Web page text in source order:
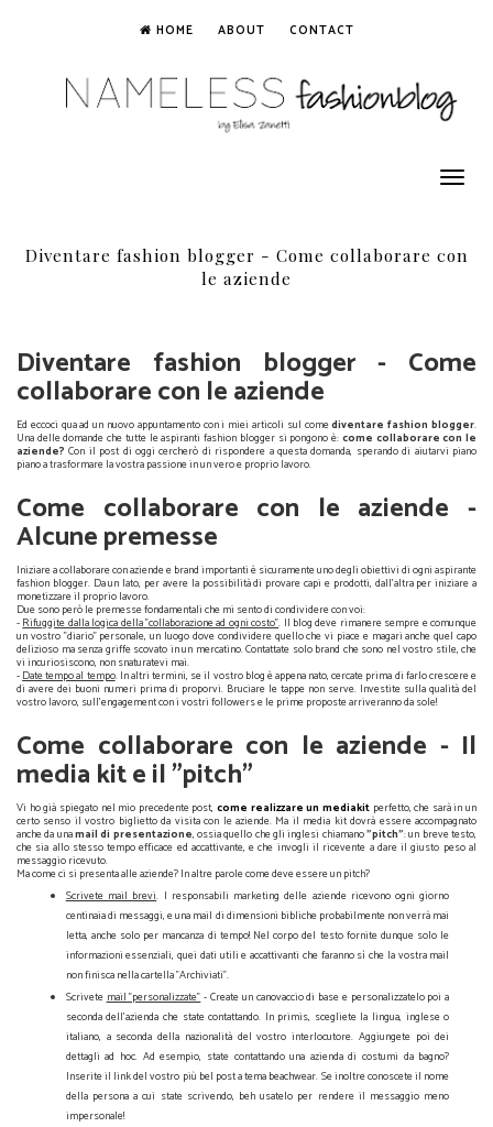
HOME ABOUT CONTACT
Toggle
navigation
Diventare fashion blogger - Come collaborare con
le aziende
Diventare fashion blogger - Come
collaborare con le aziende
Ed eccoci qua ad un nuovo appuntamento con i miei articoli sul comediventare fashion blogger.
Una delle domande che tutte le aspiranti fashion blogger si pongono è:come collaborare con le
aziende? Con il post di oggi cercherò di rispondere a questa domanda, sperando di aiutarvi piano
piano a trasformare la vostra passione in un vero e proprio lavoro.
Come collaborare con le aziende -
Alcune premesse
Iniziare a collaborare con aziende e brand importanti è sicuramente uno degli obiettivi di ogni aspirante
fashion blogger. Da un lato, per avere la possibilità di provare capi e prodotti, dall'altra per iniziare a
monetizzare il proprio lavoro.
Due sono però le premesse fondamentali che mi sento di condividere con voi:
-Rifuggite dalla logica della "collaborazione ad ogni costo". Il blog deve rimanere sempre e comunque
un vostro "diario" personale, un luogo dove condividere quello che vi piace e magari anche quel capo
delizioso ma senza griffe scovato in un mercatino. Contattate solo brand che sono nel vostro stile, che
vi incuriosiscono, non snaturatevi mai.
-Date tempo al tempo. In altri termini, se il vostro blog è appena nato, cercate prima di farlo crescere e
di avere dei buoni numeri prima di proporvi. Bruciare le tappe non serve. Investite sulla qualità del
vostro lavoro, sull'engagement con i vostri followers e le prime proposte arriveranno da sole!
Come collaborare con le aziende - Il
media kit e il "pitch"
Vi ho già spiegato nel mio precedente post, come realizzare un mediakitperfetto, che sarà in un
certo senso il vostro biglietto da visita con le aziende. Ma il media kit dovrà essere accompagnato
anche da unamail di presentazione, ossia quello che gli inglesi chiamano"pitch": un breve testo,
che sia allo stesso tempo efficace ed accattivante, e che invogli il ricevente a dare il giusto peso al
messaggio ricevuto.
Ma come ci si presenta alle aziende? In altre parole come deve essere un pitch?
Scrivete mail brevi. I responsabili marketing delle aziende ricevono ogni giorno
centinaia di messaggi, e una mail di dimensioni bibliche probabilmente non verrà mai
letta, anche solo per mancanza di tempo! Nel corpo del testo fornite dunque solo le
informazioni essenziali, quei dati utili e accattivanti che faranno sì che la vostra mail
non finisca nella cartella "Archiviati".
Scrivete mail "personalizzate"- Create un canovaccio di base e personalizzatelo poi a
seconda dell'azienda che state contattando. In primis, scegliete la lingua, inglese o
italiano, a seconda della nazionalità del vostro interlocutore. Aggiungete poi dei
dettagli ad hoc. Ad esempio, state contattando una azienda di costumi da bagno?
Inserite il link del vostro più bel post a tema beachwear. Se inoltre conoscete il nome
della persona a cui state scrivendo, beh usatelo per rendere il messaggio meno
impersonale!